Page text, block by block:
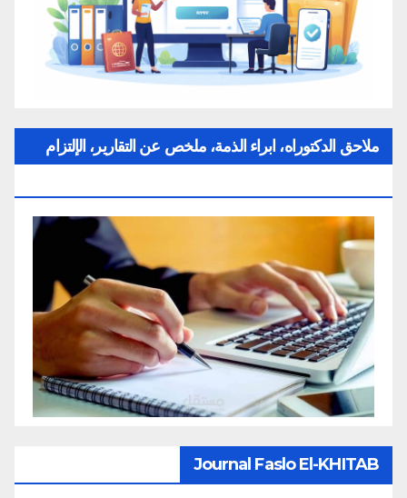
ملاحق الدكتوراه، ابراء الذمة، ملخص عن التقارير، الإلتزام
Journal Faslo El-KHITAB